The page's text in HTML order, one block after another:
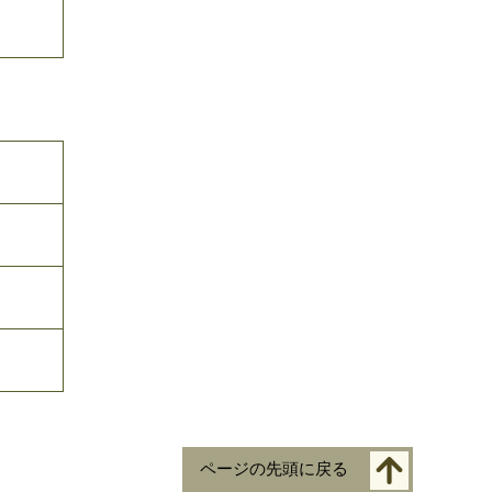
ページの先頭に戻る